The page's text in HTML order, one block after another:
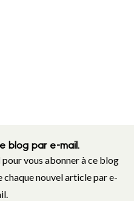
blog par e-mail.
vous abonner à ce blog
nouvel article par e-